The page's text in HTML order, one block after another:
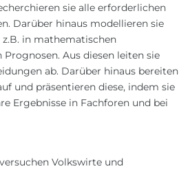
sie alle erforderlichen
Darüber hinaus modellieren sie
in mathematischen
Aus diesen leiten sie
ab. Darüber hinaus bereiten
und präsentieren diese, indem sie
Ergebnisse in Fachforen und bei
Volkswirte und